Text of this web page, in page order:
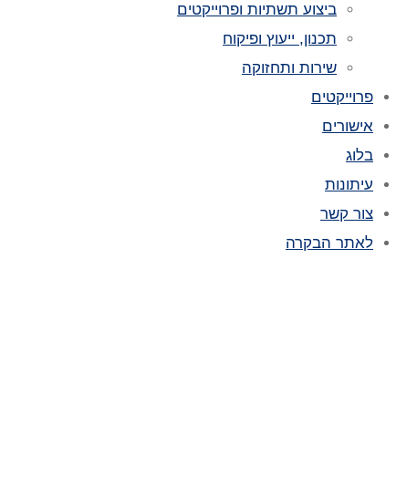
ביצוע תשתיות ופרוייקטים
תכנון, ייעוץ ופיקוח
שירות ותחזוקה
פרוייקטים
אישורים
בלוג
עיתונות
צור קשר
לאתר הבקרה